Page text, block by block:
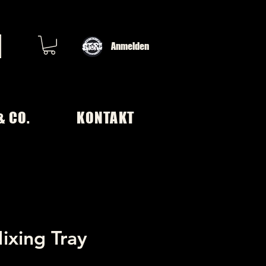
Anmelden
CO. KONTAKT
Tray